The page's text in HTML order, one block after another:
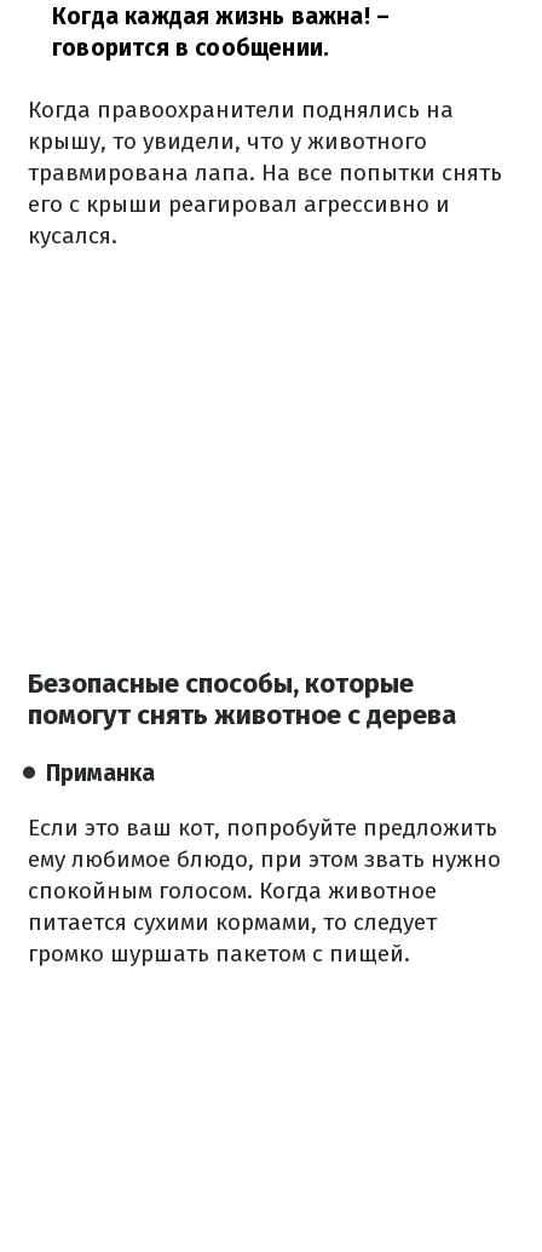
Когда каждая жизнь важна!–
говорится в сообщении.
Когда правоохранители поднялись на
крышу, то увидели, что у животного
травмирована лапа. На все попытки снять
его с крыши реагировал агрессивно и
кусался.
Безопасные способы, которые
помогут снять животное с дерева
Приманка
Если это ваш кот, попробуйте предложить
ему любимое блюдо, при этом звать нужно
спокойным голосом. Когда животное
питается сухими кормами, то следует
громко шуршать пакетом с пищей.